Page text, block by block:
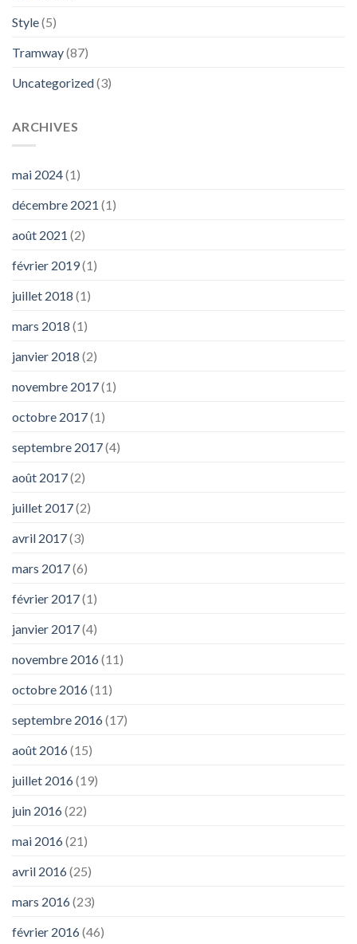
Style(5)
Tramway(87)
Uncategorized(3)
ARCHIVES
mai 2024(1)
décembre 2021 (1)
août 2021 (2)
février 2019(1)
juillet 2018 (1)
mars 2018 (1)
janvier 2018 (2)
novembre 2017(1)
octobre 2017(1)
septembre 2017(4)
août 2017(2)
juillet 2017(2)
avril 2017(3)
mars 2017(6)
février 2017(1)
janvier 2017(4)
novembre 2016(11)
octobre 2016(11)
septembre 2016(17)
août 2016(15)
juillet 2016(19)
juin 2016(22)
mai 2016(21)
avril 2016(25)
mars 2016(23)
février 2016(46)